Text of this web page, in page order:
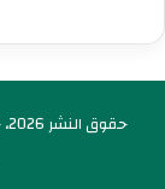
© حقوق النشر 2026، جميع الحقوق محفوظة |